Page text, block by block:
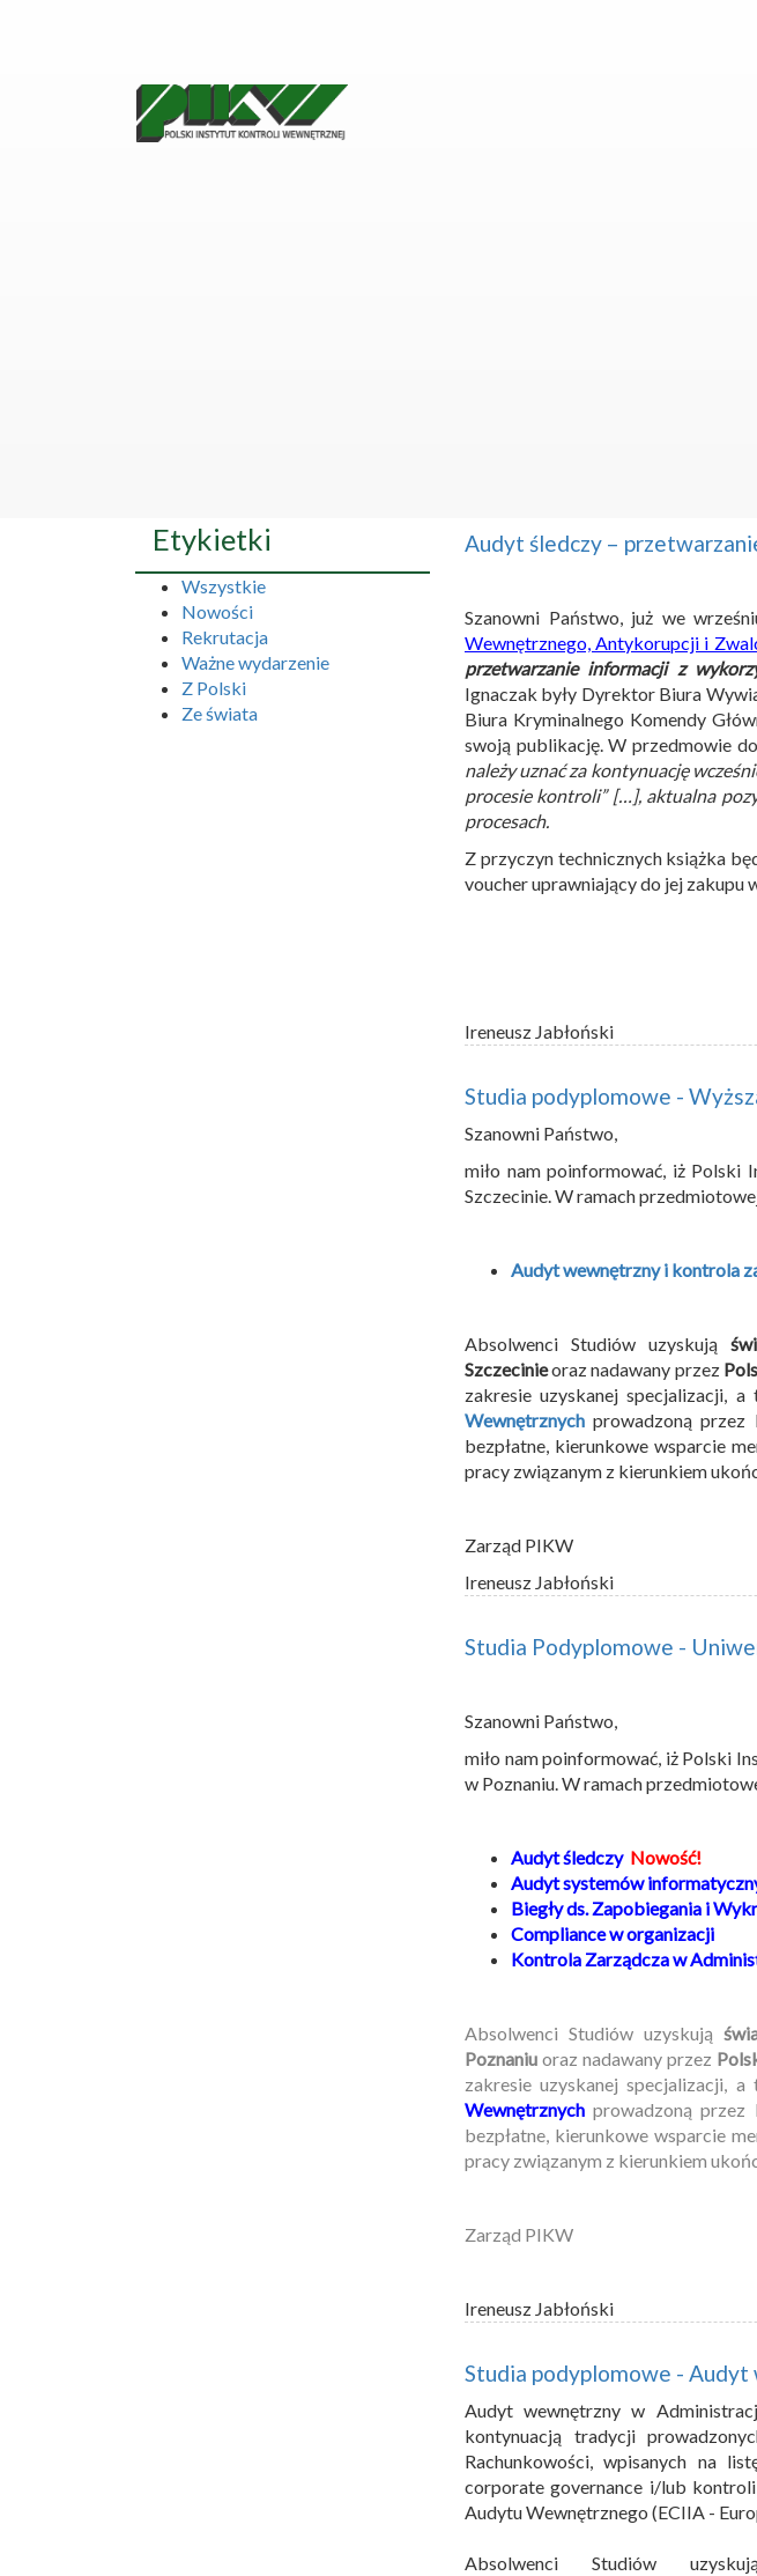
Audyt śledczy –
Szanowni Państwo, już we
Wewnętrznego, Antykorupcji i
przetwarzanie informacji z
Ignaczak były Dyrektor Biura
Biura Kryminalnego Komendy
swoją publikację. W przedmowie
należy uznać za kontynuację
procesie kontroli” […], aktualna
procesach.
Z przyczyn technicznych książka
voucher uprawniający do jej zakupu
Ireneusz Jabłoński
Studia podyplomowe -
Szanowni Państwo,
miło nam poinformować, iż Polski
Szczecinie. W ramach
Audyt wewnętrzny i kontrola
Absolwenci Studiów uzyskują
Szczecinieoraz nadawany przez
zakresie uzyskanej specjalizacji,
Wewnętrznych prowadzoną przez
bezpłatne, kierunkowe wsparcie
pracy związanym z kierunkiem
Zarząd PIKW
Ireneusz Jabłoński
Studia Podyplomowe -
Szanowni Państwo,
miło nam poinformować, iż Polski
w Poznaniu. W ramach
Audyt śledczy Nowość!
Audyt systemów
Biegły ds. Zapobiegania i
Compliance w organizacji
Kontrola Zarządcza w
Absolwenci Studiów uzyskują
Poznaniu oraz nadawany przez
zakresie uzyskanej specjalizacji,
Wewnętrznych prowadzoną przez
bezpłatne, kierunkowe wsparcie
pracy związanym z kierunkiem
Zarząd PIKW
Ireneusz Jabłoński
Studia podyplomowe -
Audyt wewnętrzny w
kontynuacją tradycji
Rachunkowości, wpisanych na
corporate governance i/lub
Audytu Wewnętrznego (ECIIA -
Absolwenci Studiów
Etykietki
Wszystkie
Nowości
Rekrutacja
Ważne wydarzenie
Z Polski
Ze świata